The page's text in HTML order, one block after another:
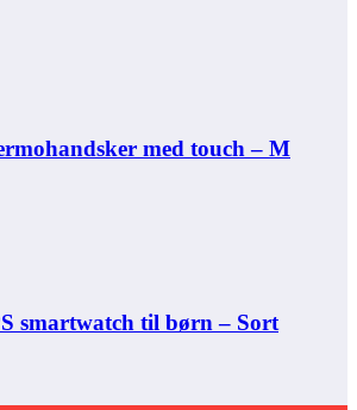
med touch – M
smartwatch til børn – Sort